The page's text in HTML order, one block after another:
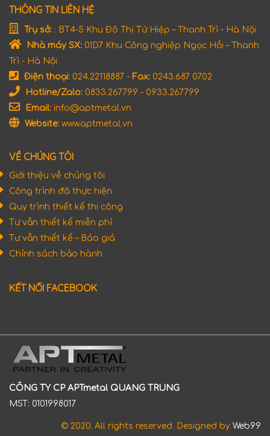
THÔNG TIN LIÊN HỆ
Trụ sở: : BT4-5 Khu Đô Thị Tứ Hiệp – Thanh Trì - Hà Nội
Nhà máy SX: 01D7 Khu Công nghiệp Ngọc Hồi – Thanh
Trì - Hà Nội
Điện thoại: 024.22118887 - Fax: 0243.687 0702
Hotline/Zalo: 0833.267799 - 0933.267799
Email: info@aptmetal.vn
Website: www.aptmetal.vn
VỀ CHÚNG TÔI
Giới thiệu về chúng tôi
Công trình đã thực hiện
Quy trình thiết kế thi công
Tư vẫn thiết kế miễn phí
Tư vẫn thiết kế – Báo giá
Chính sách bảo hành
KẾT NỐI FACEBOOK
CÔNG TY CP APTmetal QUANG TRUNG
MST: 0101998017
© 2020. All rights reserved. Designed by Web99